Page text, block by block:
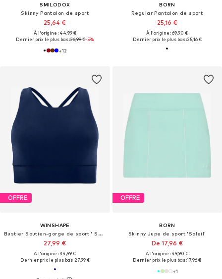
SMILODOX
Skinny Pantalon de sport
25,64 €
À l'origine : 44,99 €
Dernier prix le plus bas :26,99 €-5%
+12
BORN
Regular Pantalon de sport
25,16 €
À l'origine : 69,90 €
Dernier prix le plus bas :25,16 €
OFFRE
WINSHAPE
Bustier Soutien-gorge de sport ' SB103C '
27,99 €
À l'origine : 34,99 €
Dernier prix le plus bas :27,99 €
OFFRE
BORN
Skinny Jupe de sport 'Soleil'
De 17,96 €
À l'origine : 49,90 €
Dernier prix le plus bas :17,96 €
+1